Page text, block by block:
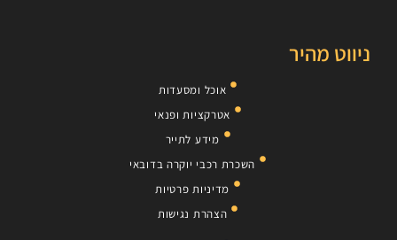
ניווט מהיר
אוכל ומסעדות
אטרקציות ופנאי
מידע לתייר
השכרת רכבי יוקרה בדובאי
מדיניות פרטיות
הצהרת נגישות